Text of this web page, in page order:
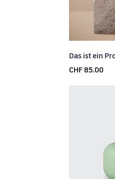
Das ist ein
Price
CHF 85.00